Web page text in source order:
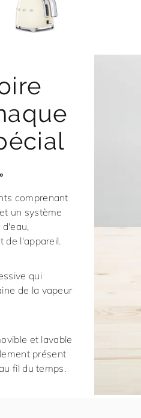
comprenant
un système
de l'appareil.
qui
de la vapeur
et lavable
présent
fil du temps.